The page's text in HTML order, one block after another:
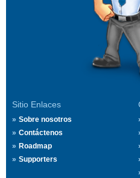
Sitio Enlaces
Sobre nosotros
Contáctenos
Roadmap
Supporters